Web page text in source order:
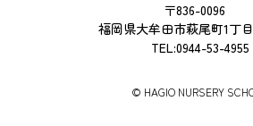
〒836-0096
福岡県大牟田市萩尾町1丁
TEL:0944-53-4955
©︎ HAGIO NURSERY